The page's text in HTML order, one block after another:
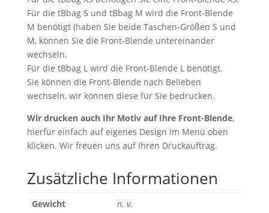
Für die tBbag S und tBbag M wird die Front-Blende
M benötigt (haben Sie beide Taschen-Größen S und
M, können Sie die Front-Blende untereinander
wechseln.
Für die tBbag L wird die Front-Blende L benötigt.
Sie können die Front-Blende nach Belieben
wechseln, wir können diese für Sie bedrucken.
Wir drucken auch Ihr Motiv auf Ihre Front-Blende,
hierfür einfach auf eigenes Design im Menü oben
klicken. Wir freuen uns auf Ihren Druckauftrag.
Zusätzliche Informationen
Gewicht n. v.